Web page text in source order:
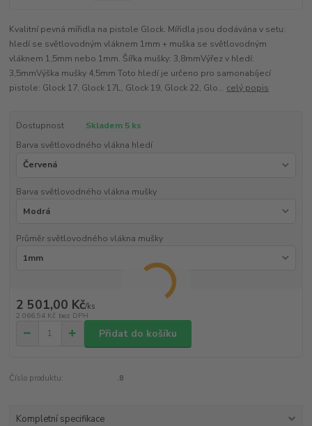
Kvalitní pevná mířidla na pistole Glock. Mířidla jsou dodávána v setu:
hledí se světlovodným vláknem 1mm + muška se světlovodným
vláknem 1,5mm nebo 1mm. Šířka mušky: 3,8mmVýřez v hledí:
3,5mmVýška mušky 4,5mm Toto hledí je určeno pro samonabíjecí
pistole: Glock 17, Glock 17L, Glock 19, Glock 22, Glo... celý popis
Dostupnost
Skladem 5 ks
Barva světlovodného vlákna hledí
Barva světlovodného vlákna mušky
Průměr světlovodného vlákna mušky
2 501,00 Kč/ks
2 066,94 Kč bez DPH
Přidat do košíku
Číslo produktu: .8
Kompletní specifikace